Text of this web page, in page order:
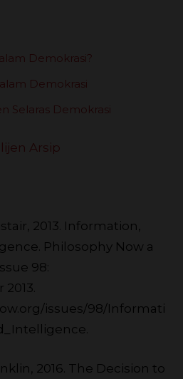
Demokrasi?
Demokrasi
Selaras Demokrasi
Arsip
2013. Information,
Philosophy Now a
98:
issues/98/Informati
2016. The Decision to